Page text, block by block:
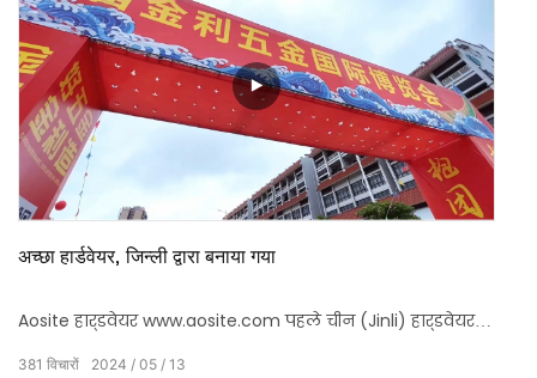
अच्छा हार्डवेयर, जिन्ली द्वारा बनाया गया
Aosite हार्डवेयर www.aosite.com पहले चीन (Jinli) हार्डवेयर
कंस्ट्रक्शन एक्सपो में दिखाई दिया। उन्नत प्रौद्योगिकी और
2024 05 13
381 विचारों